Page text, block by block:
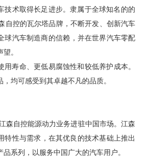
技术取得长足进步。隶属于全球知名的的
控的瓦尔塔品牌，不断开发、创新汽车
球汽车制造商的信赖，并在世界汽车零配
。
寿命、更低易腐蚀性和较低养护成本。
均可感受到其卓越不凡的品质。
森自控能源动力业务进驻中国市场。江森
特性与需求，在其优良的技术基础上推出
系列，以服务中国广大的汽车用户。